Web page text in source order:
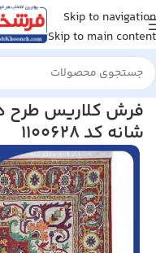
Skip to navigation
Skip to main content
خانه/فرش کلاریس
شانه کد 1100628